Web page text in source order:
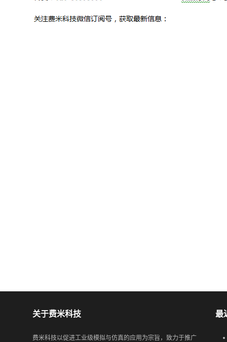
关于费米科技
费米科技以促进工业级模拟与仿真的应用为宗旨，致力于推广
最